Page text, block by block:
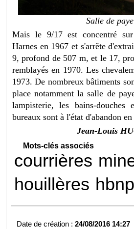
Salle de paye
Mais le 9/17 est concentré
Harnes en 1967 et s'arrête
9, profond de 507 m, et le 17,
remblayés en 1970. Les
1973. De nombreux bâtiments
place notamment la salle de
lampisterie, les bains-douches
bureaux sont à l'état d'abandon
Jean-Louis
Mots-clés associés
courrières
houillères
Date de création :24/08/2016 14:27